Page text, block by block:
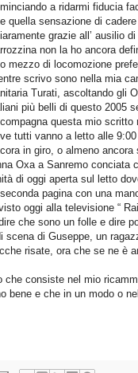
a ridarmi fiducia
quella sensazione di
grazie all’ ausilio
non la ho ancora
mezzo di locomozione
scrivo sono nella mia
Turati, ascoltando gli
più belli di questo 2005
questa mio
tutti vanno a letto alle
in giro, o almeno
Oxa a Sanremo conciata
di oggi aperta sul letto
pagina con una
oggi alla televisione “
che sono un folle e dire
scena di Guseppe, un
risate, ora che se ne è
consiste nel mio
bene e che in un modo o